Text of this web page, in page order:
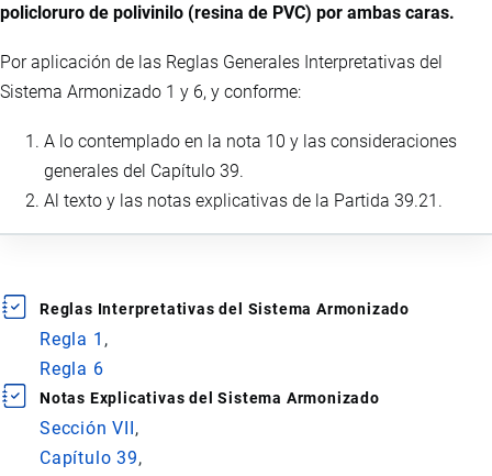
policloruro de polivinilo (resina de PVC) por ambas caras.
Por aplicación de las Reglas Generales Interpretativas del
Sistema Armonizado 1 y 6, y conforme:
A lo contemplado en la nota 10 y las consideraciones
generales del Capítulo 39.
Al texto y las notas explicativas de la Partida 39.21.
Reglas Interpretativas del Sistema Armonizado
Regla 1
Regla 6
Notas Explicativas del Sistema Armonizado
Sección VII
Capítulo 39